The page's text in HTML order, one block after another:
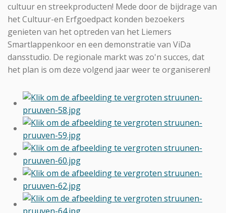
cultuur en streekproducten! Mede door de bijdrage van
het Cultuur-en Erfgoedpact konden bezoekers
genieten van het optreden van het Liemers
Smartlappenkoor en een demonstratie van ViDa
dansstudio. De regionale markt was zo'n succes, dat
het plan is om deze volgend jaar weer te organiseren!